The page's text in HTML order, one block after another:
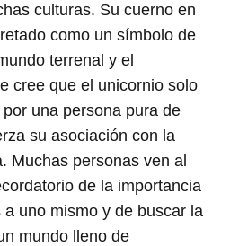
culturas. Su cuerno en
como un símbolo de
terrenal y el
cree que el unicornio solo
una persona pura de
su asociación con la
Muchas personas ven al
de la importancia
uno mismo y de buscar la
mundo lleno de